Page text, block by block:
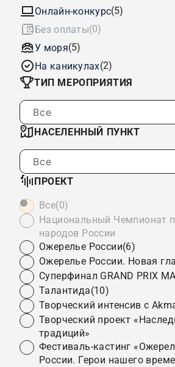
Онлайн-конкурс(5)
Без оплаты(0)
У моря(5)
На каникулах(2)
ТИП МЕРОПРИЯТИЯ
Все
НАСЕЛЕННЫЙ ПУНКТ
Все
ПРОЕКТ
Все(0)
Национальный Чемпионат
народов России
Ожерелье России(6)
Ожерелье России. Новая
Суперфинал GRAND PRIX
Талантида(10)
Творческий интенсив с
Творческий проект
традиций»
Фестиваль-кастинг
России. Герои нашего